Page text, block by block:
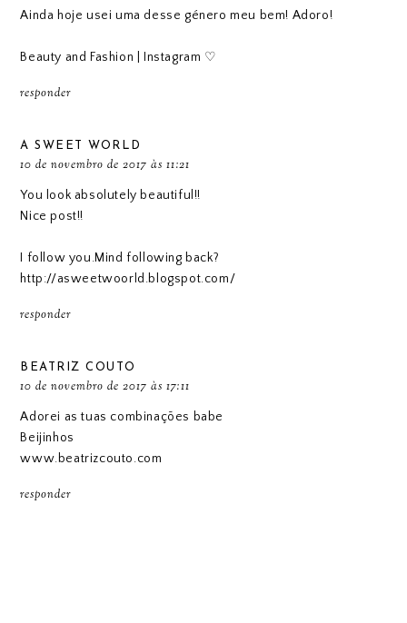
Ainda hoje usei uma desse género meu bem! Adoro!
Beauty and Fashion |Instagram ♡
responder
A SWEET WORLD
10 de novembro de 2017 às 11:21
You look absolutely beautiful!!
Nice post!!
I follow you.Mind following back?
http://asweetwoorld.blogspot.com/
responder
BEATRIZ COUTO
10 de novembro de 2017 às 17:11
Adorei as tuas combinações babe
Beijinhos
www.beatrizcouto.com
responder